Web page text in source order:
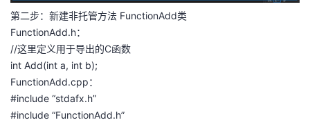
者
学
堂
我
支
持
我
的我
第二步：新建非托管方法 FunctionAdd类
FunctionAdd.h：
//这里定义用于导出的C函数
int Add(int a, int b);
FunctionAdd.cpp：
#include “stdafx.h”
#include “FunctionAdd.h”